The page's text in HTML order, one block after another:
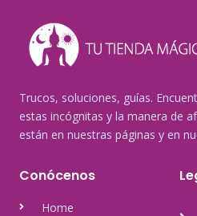
Trucos, soluciones, guías.
estas incógnitas y la manera de
están en nuestras páginas y en
Conócenos
Home